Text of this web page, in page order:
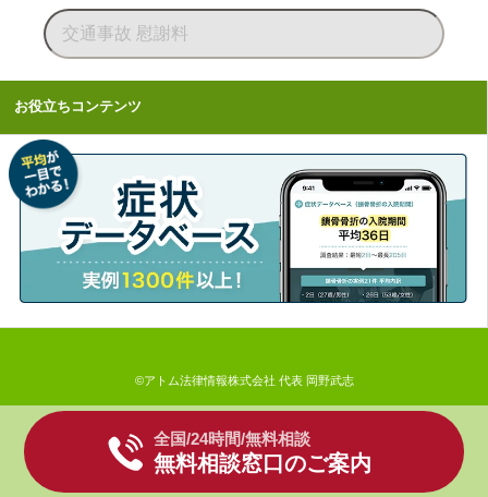
全国/24時間/無料相談
無料相談窓口のご案内
お役立ちコンテンツ
©アトム法律情報株式会社 代表 岡野武志